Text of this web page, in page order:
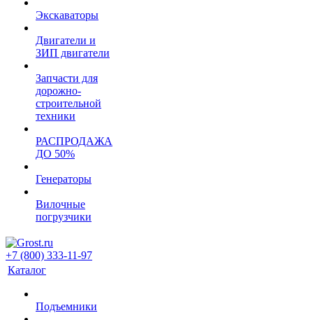
Экскаваторы
Двигатели и
ЗИП двигатели
Запчасти для
дорожно-
строительной
техники
РАСПРОДАЖА
ДО 50%
Генераторы
Вилочные
погрузчики
+7 (800) 333-11-97
Каталог
Подъемники